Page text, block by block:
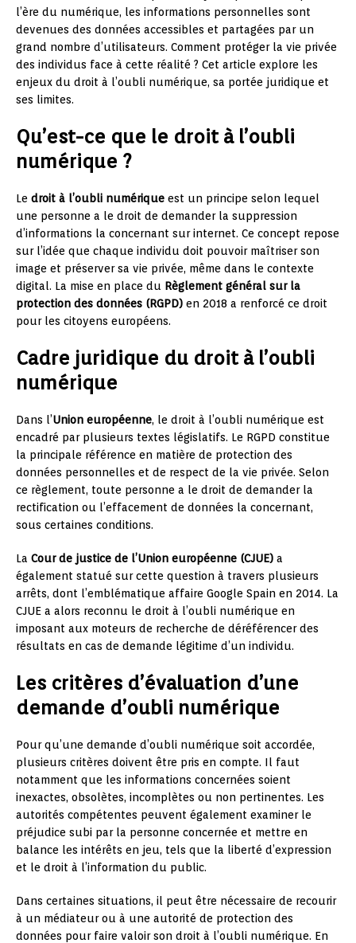
l’ère du numérique, les informations personnelles sont
devenues des données accessibles et partagées par un
grand nombre d’utilisateurs. Comment protéger la vie privée
des individus face à cette réalité ? Cet article explore les
enjeux du droit à l’oubli numérique, sa portée juridique et
ses limites.
Qu’est-ce que le droit à l’oubli
numérique ?
Le droit à l’oubli numérique est un principe selon lequel
une personne a le droit de demander la suppression
d’informations la concernant sur internet. Ce concept repose
sur l’idée que chaque individu doit pouvoir maîtriser son
image et préserver sa vie privée, même dans le contexte
digital. La mise en place du Règlement général sur la
protection des données (RGPD) en 2018 a renforcé ce droit
pour les citoyens européens.
Cadre juridique du droit à l’oubli
numérique
Dans l’Union européenne, le droit à l’oubli numérique est
encadré par plusieurs textes législatifs. Le RGPD constitue
la principale référence en matière de protection des
données personnelles et de respect de la vie privée. Selon
ce règlement, toute personne a le droit de demander la
rectification ou l’effacement de données la concernant,
sous certaines conditions.
La Cour de justice de l’Union européenne (CJUE) a
également statué sur cette question à travers plusieurs
arrêts, dont l’emblématique affaire Google Spain en 2014. La
CJUE a alors reconnu le droit à l’oubli numérique en
imposant aux moteurs de recherche de déréférencer des
résultats en cas de demande légitime d’un individu.
Les critères d’évaluation d’une
demande d’oubli numérique
Pour qu’une demande d’oubli numérique soit accordée,
plusieurs critères doivent être pris en compte. Il faut
notamment que les informations concernées soient
inexactes, obsolètes, incomplètes ou non pertinentes. Les
autorités compétentes peuvent également examiner le
préjudice subi par la personne concernée et mettre en
balance les intérêts en jeu, tels que la liberté d’expression
et le droit à l’information du public.
Dans certaines situations, il peut être nécessaire de recourir
à un médiateur ou à une autorité de protection des
données pour faire valoir son droit à l’oubli numérique. En